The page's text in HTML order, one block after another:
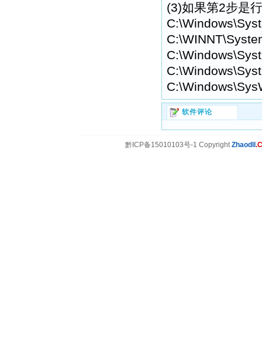
(3)如果第2步是
软件评论
黔ICP备15010103号-1 CopyrightZhaodll